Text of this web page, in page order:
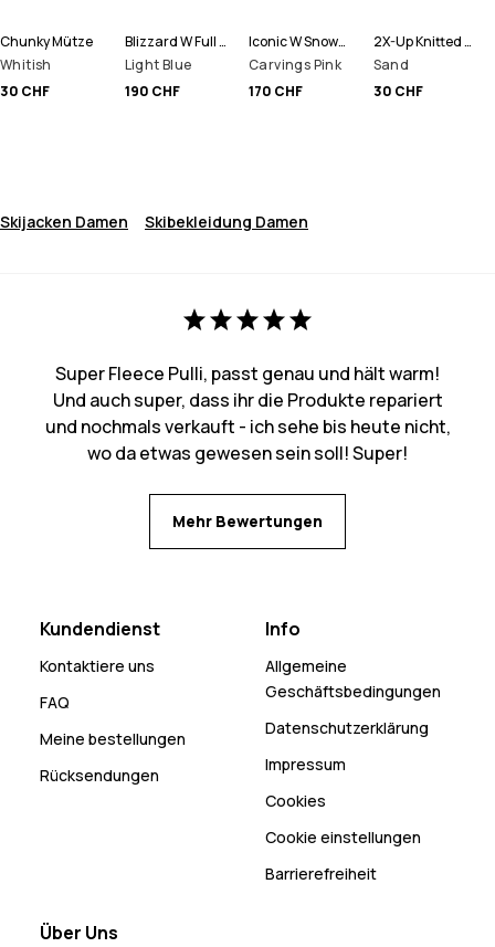
Chunky Mütze
Whitish
30 CHF
Blizzard W Full Zip Snowboardjacke Damen
Light Blue
190 CHF
Iconic W Snowboardhose Damen
Carvings Pink
170 CHF
2X-Up Knitted Schlauchtuch
Sand
30 CHF
Skijacken Damen Skibekleidung Damen
Super Fleece Pulli, passt genau und hält warm!
Und auch super, dass ihr die Produkte repariert
und nochmals verkauft - ich sehe bis heute nicht,
wo da etwas gewesen sein soll! Super!
Mehr Bewertungen
Kundendienst
Kontaktiere uns
FAQ
Meine bestellungen
Rücksendungen
Info
Allgemeine
Geschäftsbedingungen
Datenschutzerklärung
Impressum
Cookies
Cookie einstellungen
Barrierefreiheit
Über Uns